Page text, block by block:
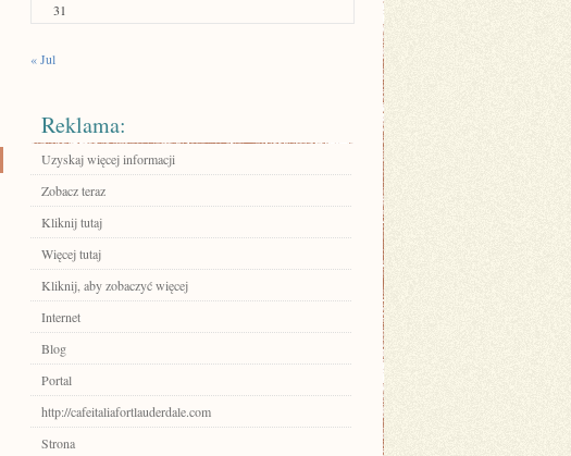
31
« Jul
Reklama:
Uzyskaj więcej informacji
Zobacz teraz
Kliknij tutaj
Więcej tutaj
Kliknij, aby zobaczyć więcej
Internet
Blog
Portal
http://cafeitaliafortlauderdale.com
Strona